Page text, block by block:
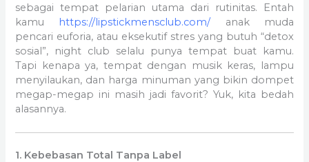
sebagai tempat pelarian utama dari rutinitas. Entah
kamu https://lipstickmensclub.com/anak muda
pencari euforia, atau eksekutif stres yang butuh “detox
sosial”, night club selalu punya tempat buat kamu.
Tapi kenapa ya, tempat dengan musik keras, lampu
menyilaukan, dan harga minuman yang bikin dompet
megap-megap ini masih jadi favorit? Yuk, kita bedah
alasannya.
1. Kebebasan Total Tanpa Label